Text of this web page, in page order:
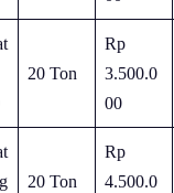
20 Ton
Rp
3.500.0
00
20 Ton
Rp
4.500.0